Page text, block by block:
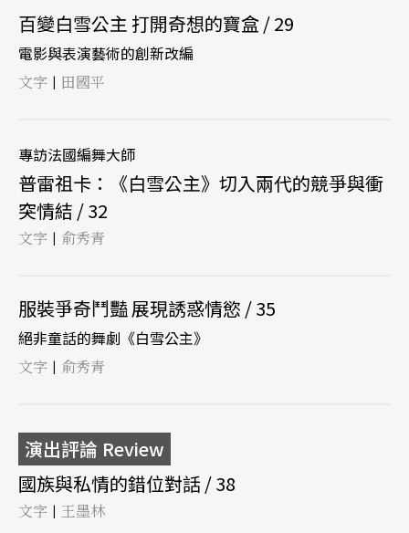
百變白雪公主 打開奇想的寶盒 / 29
電影與表演藝術的創新改編
文字 | 田國平
專訪法國編舞大師
普雷祖卡：《白雪公主》切入兩代的競爭與衝
突情結 / 32
文字 | 俞秀青
服裝爭奇鬥豔 展現誘惑情慾 / 35
絕非童話的舞劇《白雪公主》
文字 | 俞秀青
演出評論 Review
國族與私情的錯位對話 / 38
文字 | 王墨林